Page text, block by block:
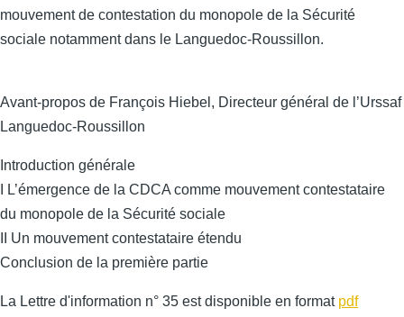
mouvement de contestation du monopole de la Sécurité
sociale notamment dans le Languedoc-Roussillon.
Avant-propos de François Hiebel, Directeur général de l’Urssaf
Languedoc-Roussillon
Introduction générale
I L’émergence de la CDCA comme mouvement contestataire
du monopole de la Sécurité sociale
II Un mouvement contestataire étendu
Conclusion de la première partie
La Lettre d'information n° 35 est disponible en format pdf